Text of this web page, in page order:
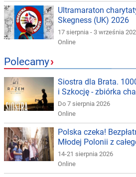
Ultramaraton
Skegness (UK) 2026
17 sierpnia - 3 września
Online
Polecamy›
Siostra dla Brata.
i Szkocję - zbiórka
Do 7 sierpnia 2026
Online
Polska czeka!
Młodej Polonii z
14-21 sierpnia 2026
Online